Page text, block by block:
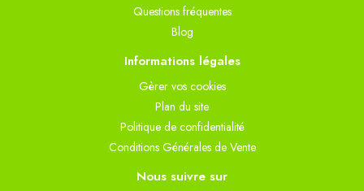
Questions fréquentes
Blog
Informations légales
Gèrer vos cookies
Plan du site
Politique de confidentialité
Conditions Générales de Vente
Nous suivre sur